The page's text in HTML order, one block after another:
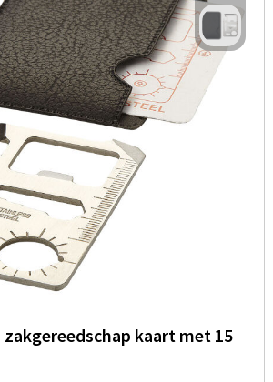
zakgereedschap kaart met 15